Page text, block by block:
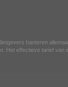
hanteren
Het effectieve tarief van